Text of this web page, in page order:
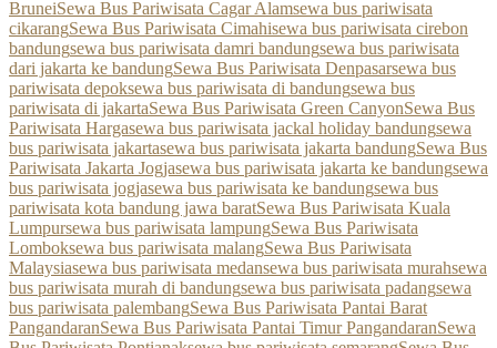
BruneiSewa Bus Pariwisata Cagar Alamsewa bus pariwisata
cikarangSewa Bus Pariwisata Cimahisewa bus pariwisata cirebon
bandungsewa bus pariwisata damri bandungsewa bus pariwisata
dari jakarta ke bandungSewa Bus Pariwisata Denpasarsewa bus
pariwisata depoksewa bus pariwisata di bandungsewa bus
pariwisata di jakartaSewa Bus Pariwisata Green CanyonSewa Bus
Pariwisata Hargasewa bus pariwisata jackal holiday bandungsewa
bus pariwisata jakartasewa bus pariwisata jakarta bandungSewa Bus
Pariwisata Jakarta Jogjasewa bus pariwisata jakarta ke bandungsewa
bus pariwisata jogjasewa bus pariwisata ke bandungsewa bus
pariwisata kota bandung jawa baratSewa Bus Pariwisata Kuala
Lumpursewa bus pariwisata lampungSewa Bus Pariwisata
Lomboksewa bus pariwisata malangSewa Bus Pariwisata
Malaysiasewa bus pariwisata medansewa bus pariwisata murahsewa
bus pariwisata murah di bandungsewa bus pariwisata padangsewa
bus pariwisata palembangSewa Bus Pariwisata Pantai Barat
PangandaranSewa Bus Pariwisata Pantai Timur PangandaranSewa